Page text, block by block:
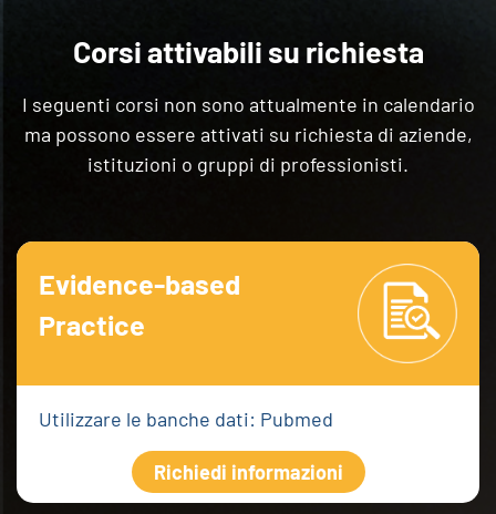
Corsi attivabili su richiesta
I seguenti corsi non sono attualmente in calendario
ma possono essere attivati su richiesta di aziende,
istituzioni o gruppi di professionisti.
Evidence-based
Practice
Utilizzare le banche dati: Pubmed
Richiedi informazioni